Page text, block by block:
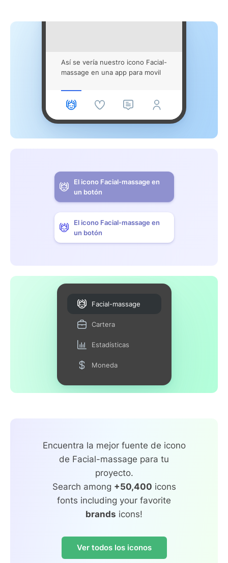
Así se vería nuestro icono Facial-
massage en una app para movil
El icono Facial-massage en
un botón
El icono Facial-massage en
un botón
Facial-massage
Cartera
Estadísticas
Moneda
Encuentra la mejor fuente de icono
de Facial-massage para tu
proyecto.
Search among +50,400 icons
fonts including your favorite
brands icons!
Ver todos los iconos